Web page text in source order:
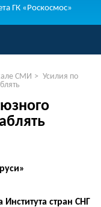
ГК «Роскосмос»
СМИ > Усилия по
стран СНГ